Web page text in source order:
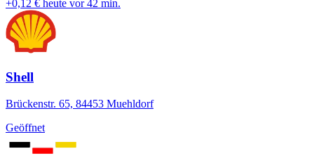
+0,12 € heute vor 42 min.
Shell
Brückenstr. 65, 84453 Muehldorf
Geöffnet